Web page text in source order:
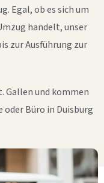
Egal, ob es sich um
handelt, unser
zur Ausführung zur
Gallen und kommen
oder Büro in Duisburg